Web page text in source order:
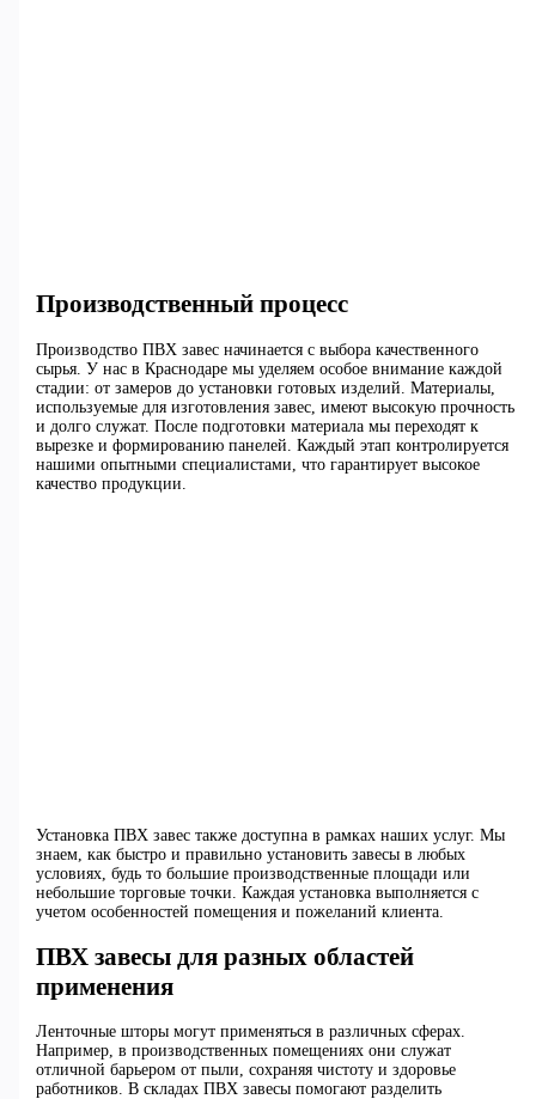
Производственный процесс
Производство ПВХ завес начинается с выбора качественного
сырья. У нас в Краснодаре мы уделяем особое внимание каждой
стадии: от замеров до установки готовых изделий. Материалы,
используемые для изготовления завес, имеют высокую прочность
и долго служат. После подготовки материала мы переходят к
вырезке и формированию панелей. Каждый этап контролируется
нашими опытными специалистами, что гарантирует высокое
качество продукции.
Установка ПВХ завес также доступна в рамках наших услуг. Мы
знаем, как быстро и правильно установить завесы в любых
условиях, будь то большие производственные площади или
небольшие торговые точки. Каждая установка выполняется с
учетом особенностей помещения и пожеланий клиента.
ПВХ завесы для разных областей
применения
Ленточные шторы могут применяться в различных сферах.
Например, в производственных помещениях они служат
отличной барьером от пыли, сохраняя чистоту и здоровье
работников. В складах ПВХ завесы помогают разделить